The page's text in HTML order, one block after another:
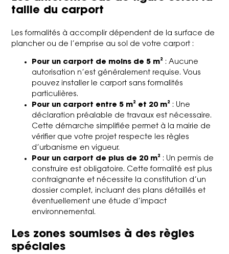
taille du carport
Les formalités à accomplir dépendent de la surface de
plancher ou de l’emprise au sol de votre carport :
Pour un carport de moins de 5 m² : Aucune
autorisation n’est généralement requise. Vous
pouvez installer le carport sans formalités
particulières.
Pour un carport entre 5 m² et 20 m² : Une
déclaration préalable de travaux est nécessaire.
Cette démarche simplifiée permet à la mairie de
vérifier que votre projet respecte les règles
d’urbanisme en vigueur.
Pour un carport de plus de 20 m² : Un permis de
construire est obligatoire. Cette formalité est plus
contraignante et nécessite la constitution d’un
dossier complet, incluant des plans détaillés et
éventuellement une étude d’impact
environnemental.
Les zones soumises à des règles
spéciales